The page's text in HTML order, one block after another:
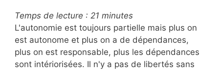
Temps de lecture : 21 minutes
L'autonomie est toujours partielle mais plus on
est autonome et plus on a de dépendances,
plus on est responsable, plus les dépendances
sont intériorisées. Il n'y a pas de libertés sans